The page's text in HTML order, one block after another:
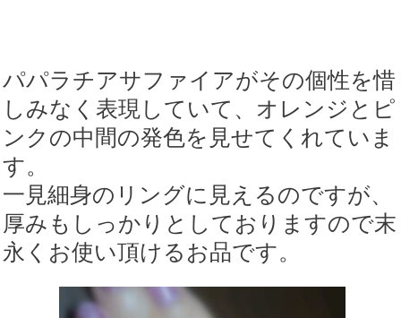
パパラチアサファイアがその個性を惜
しみなく表現していて、オレンジとピ
ンクの中間の発色を見せてくれていま
す。
一見細身のリングに見えるのですが、
厚みもしっかりとしておりますので末
永くお使い頂けるお品です。